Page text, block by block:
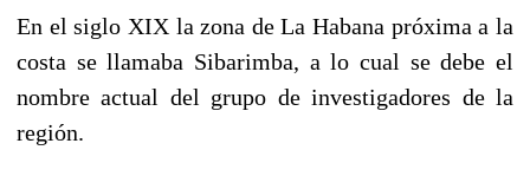
En el siglo XIX la zona de La Habana próxima a la
costa se llamaba Sibarimba, a lo cual se debe el
nombre actual del grupo de investigadores de la
región.